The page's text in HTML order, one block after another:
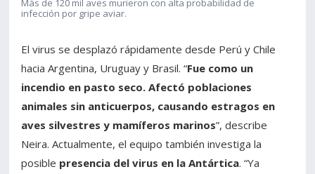
Más de 120 mil aves murieron con alta probabilidad de
infección por gripe aviar.
El virus se desplazó rápidamente desde Perú y Chile
hacia Argentina, Uruguay y Brasil. “Fue como un
incendio en pasto seco. Afectó poblaciones
animales sin anticuerpos, causando estragos en
aves silvestres y mamíferos marinos”, describe
Neira. Actualmente, el equipo también investiga la
posible presencia del virus en la Antártica. “Ya